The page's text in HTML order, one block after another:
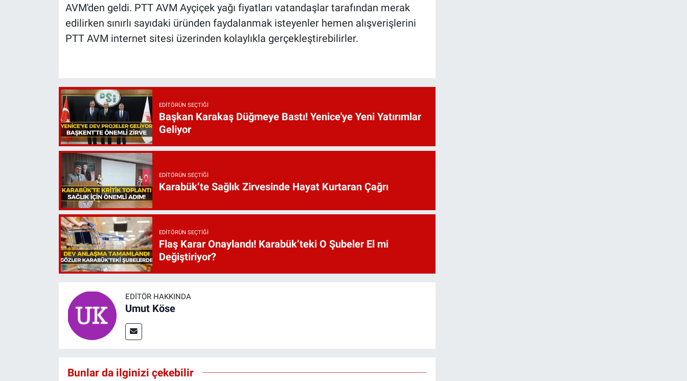
AVM'den geldi. PTT AVM Ayçiçek yağı fiyatları vatandaşlar tarafından merak
edilirken sınırlı sayıdaki üründen faydalanmak isteyenler hemen alışverişlerini
PTT AVM internet sitesi üzerinden kolaylıkla gerçekleştirebilirler.
EDITÖRÜN SEÇTIĞI
Başkan Karakaş Düğmeye Bastı! Yenice'ye Yeni Yatırımlar
Geliyor
EDITÖRÜN SEÇTIĞI
Karabük’te Sağlık Zirvesinde Hayat Kurtaran Çağrı
EDITÖRÜN SEÇTIĞI
Flaş Karar Onaylandı! Karabük’teki O Şubeler El mi
Değiştiriyor?
EDITÖR HAKKINDA
Umut Köse
Bunlar da ilginizi çekebilir